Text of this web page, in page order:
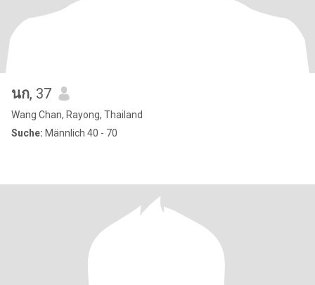
นก, 37
Wang Chan, Rayong, Thailand
Suche: Männlich 40 - 70